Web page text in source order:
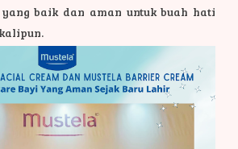
baik dan aman untuk buah hati